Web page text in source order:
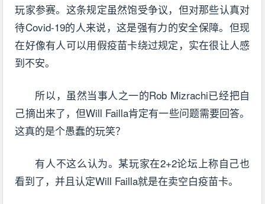
玩家参赛。这条规定虽然饱受争议，但对那些认真对
待Covid-19的人来说，这是强有力的安全保障。但现
在好像有人可以用假疫苗卡绕过规定，实在很让人感
到不安。
所以，虽然当事人之一的Rob Mizrachi已经把自
己摘出来了，但Will Failla肯定有一些问题需要回答。
这真的是个愚蠢的玩笑？
有人不这么认为。某玩家在2+2论坛上称自己也
看到了，并且认定Will Failla就是在卖空白疫苗卡。